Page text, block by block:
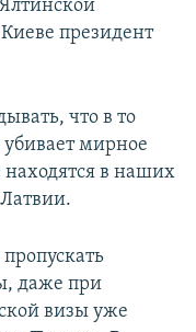
президент
что в то
мирное
в наших
даже при
визы уже